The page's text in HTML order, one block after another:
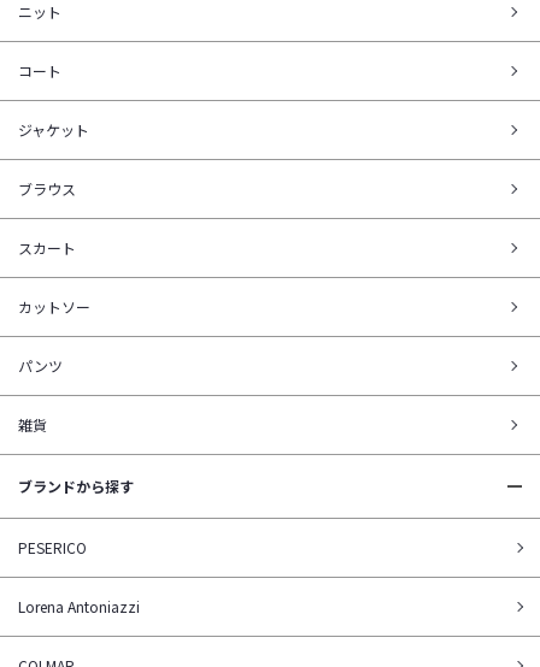
ニット
コート
ジャケット
ブラウス
スカート
カットソー
パンツ
雑貨
ブランドから探す
PESERICO
Lorena Antoniazzi